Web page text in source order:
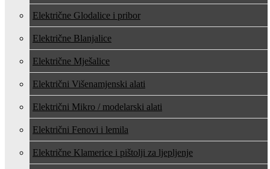
Električne Glodalice i pribor
Električne Blanjalice
Električne Mješalice
Električni Višenamjenski alati
Električni Mikro / modelarski alati
Električni Fenovi i lemila
Električne Klamerice i pištolji za ljepljenje